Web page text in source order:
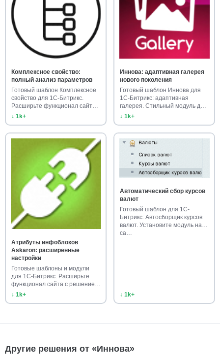
Комплексное свойство:
полный анализ параметров
Готовый шаблон Комплексное
свойство для 1С-Битрикс.
Расширьте функционал сайта
г…
↓ 1k+
Иннова: адаптивная галерея
нового поколения
Готовый шаблон Иннова для
1С-Битрикс: адаптивная
галерея. Стильный модуль для
са…
↓ 1k+
Атрибуты инфоблоков
Askaron: расширенные
настройки
Готовые шаблоны и модули
для 1С-Битрикс. Расширьте
функционал сайта с решением
А…
↓ 1k+
Автоматический сбор курсов
валют
Готовый шаблон для 1С-
Битрикс: Автосборщик курсов
валют. Установите модуль на
са…
↓ 1k+
Другие решения от «Иннова»